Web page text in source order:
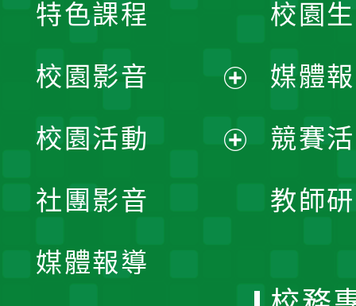
校園
媒體
競賽
教師
特色課程
校園影音
開
校園活動
社團影音
媒體報導